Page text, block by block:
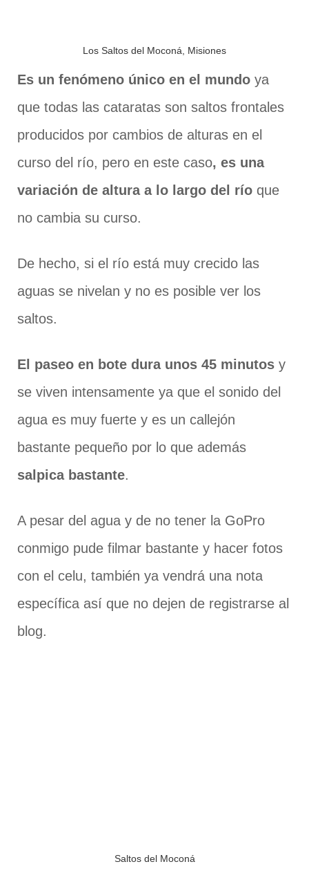
Los Saltos del Moconá, Misiones
Es un fenómeno único en el mundo ya
que todas las cataratas son saltos frontales
producidos por cambios de alturas en el
curso del río, pero en este caso, es una
variación de altura a lo largo del río que
no cambia su curso.
De hecho, si el río está muy crecido las
aguas se nivelan y no es posible ver los
saltos.
El paseo en bote dura unos 45 minutos y
se viven intensamente ya que el sonido del
agua es muy fuerte y es un callejón
bastante pequeño por lo que además
salpica bastante.
A pesar del agua y de no tener la GoPro
conmigo pude filmar bastante y hacer fotos
con el celu, también ya vendrá una nota
específica así que no dejen de registrarse al
blog.
Saltos del Moconá